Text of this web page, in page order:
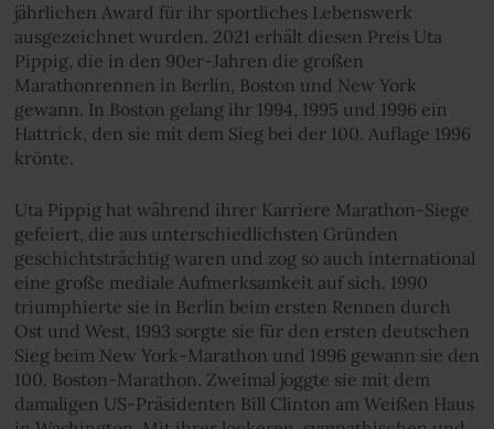
jährlichen Award für ihr sportliches Lebenswerk
ausgezeichnet wurden. 2021 erhält diesen Preis Uta
Pippig, die in den 90er-Jahren die großen
Marathonrennen in Berlin, Boston und New York
gewann. In Boston gelang ihr 1994, 1995 und 1996 ein
Hattrick, den sie mit dem Sieg bei der 100. Auflage 1996
krönte.
Uta Pippig hat während ihrer Karriere Marathon-Siege
gefeiert, die aus unterschiedlichsten Gründen
geschichtsträchtig waren und zog so auch international
eine große mediale Aufmerksamkeit auf sich. 1990
triumphierte sie in Berlin beim ersten Rennen durch
Ost und West, 1993 sorgte sie für den ersten deutschen
Sieg beim New York-Marathon und 1996 gewann sie den
100. Boston-Marathon. Zweimal joggte sie mit dem
damaligen US-Präsidenten Bill Clinton am Weißen Haus